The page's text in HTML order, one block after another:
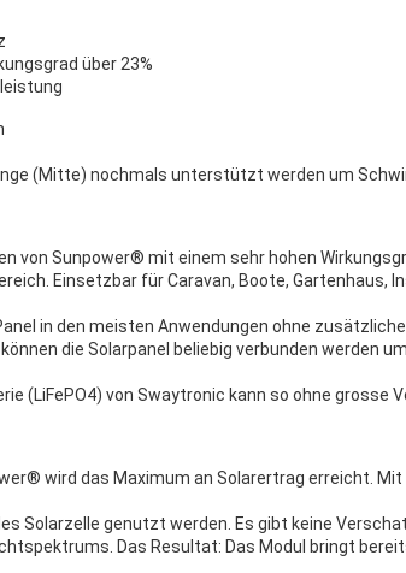
über 23%
(Mitte) nochmals unterstützt werden um
von Sunpower® mit einem sehr hohen
Einsetzbar für Caravan, Boote,
in den meisten Anwendungen ohne
die Solarpanel beliebig verbunden werden
(LiFePO4) von Swaytronic kann so ohne
wird das Maximum an Solarertrag erreicht.
Solarzelle genutzt werden. Es gibt keine
Das Resultat: Das Modul bringt